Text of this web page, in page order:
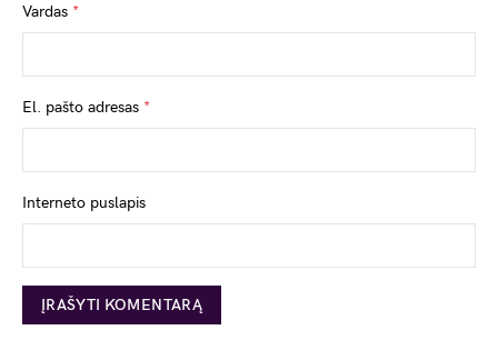
Vardas *
El. pašto adresas *
Interneto puslapis